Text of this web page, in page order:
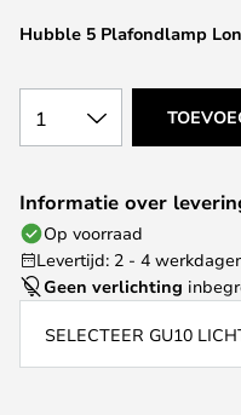
gallerij
Hubble 5 Plafondlamp
1
Informatie over
Op voorraad
Levertijd: 2 - 4
Geen verlichting
SELECTEER GU10